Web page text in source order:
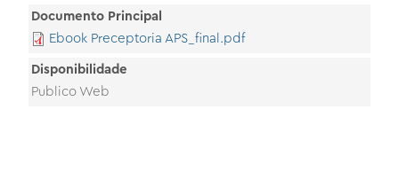
Documento Principal
Ebook Preceptoria APS_final.pdf
Disponibilidade
Publico Web